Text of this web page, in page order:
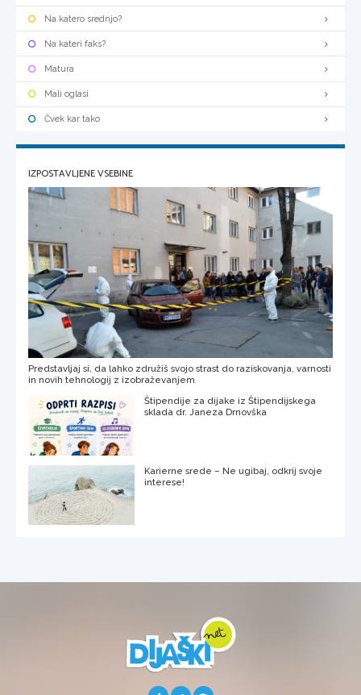
Na katero srednjo?
Na kateri faks?
Matura
Mali oglasi
Čvek kar tako
IZPOSTAVLJENE VSEBINE
Predstavljaj si, da lahko združiš svojo strast do raziskovanja, varnosti
in novih tehnologij z izobraževanjem
Štipendije za dijake iz Štipendijskega
sklada dr. Janeza Drnovška
Karierne srede – Ne ugibaj, odkrij svoje
interese!